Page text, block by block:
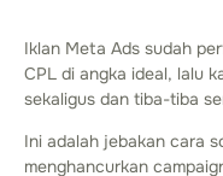
Iklan Meta Ads sudah
CPL di angka ideal, lalu
sekaligus dan tiba-tiba
Ini adalah jebakan cara
menghancurkan